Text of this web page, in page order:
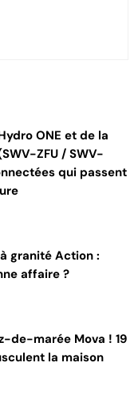
ONE et de la
ZFU / SWV-
qui passent
granité Action :
affaire ?
de-marée Mova ! 19
la maison